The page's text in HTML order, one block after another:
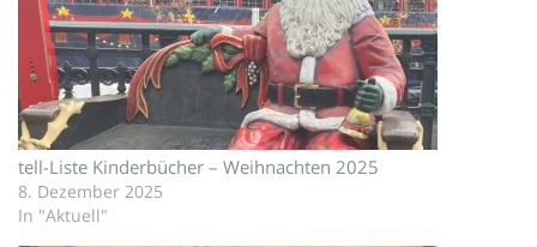
tell-Liste Kinderbücher – Weihnachten 2025
8. Dezember 2025
In "Aktuell"